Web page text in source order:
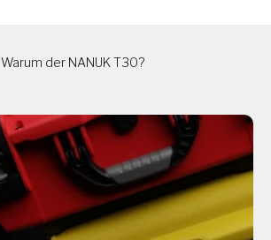
Warum der NANUK T30?